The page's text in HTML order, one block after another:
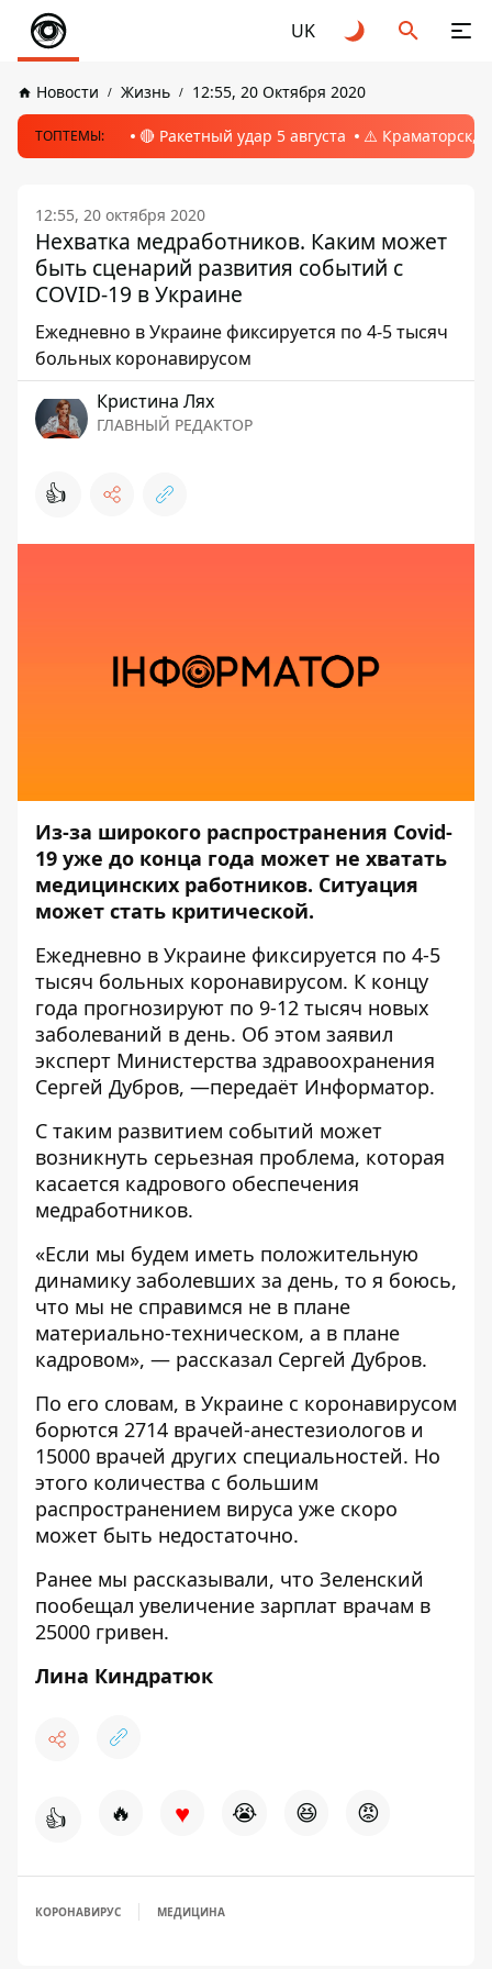
UK
Новости Жизнь 12:55, 20 Октября 2020
ТОПТЕМЫ: 🔴 Ракетный удар 5 августа ⚠️ Краматорск,
12:55, 20 октября 2020
Нехватка медработников. Каким может
быть сценарий развития событий с
COVID-19 в Украине
Ежедневно в Украине фиксируется по 4-5 тысяч
больных коронавирусом
Кристина Лях
ГЛАВНЫЙ РЕДАКТОР
👍
Из-за широкого распространения Covid-
19 уже до конца года может не хватать
медицинских работников. Ситуация
может стать критической.
Ежедневно в Украине фиксируется по 4-5
тысяч больных коронавирусом. К концу
года прогнозируют по 9-12 тысяч новых
заболеваний в день. Об этом заявил
эксперт Министерства здравоохранения
Сергей Дубров, —передаёт Информатор.
С таким развитием событий может
возникнуть серьезная проблема, которая
касается кадрового обеспечения
медработников.
«Если мы будем иметь положительную
динамику заболевших за день, то я боюсь,
что мы не справимся не в плане
материально-техническом, а в плане
кадровом», — рассказал Сергей Дубров.
По его словам, в Украине с коронавирусом
борются 2714 врачей-анестезиологов и
15000 врачей других специальностей. Но
этого количества с большим
распространением вируса уже скоро
может быть недостаточно.
Ранее мы рассказывали, что Зеленский
пообещал увеличение зарплат врачам в
25000 гривен.
Лина Киндратюк
👍 🔥 ♥ 😭 😆 😡
КОРОНАВИРУС МЕДИЦИНА